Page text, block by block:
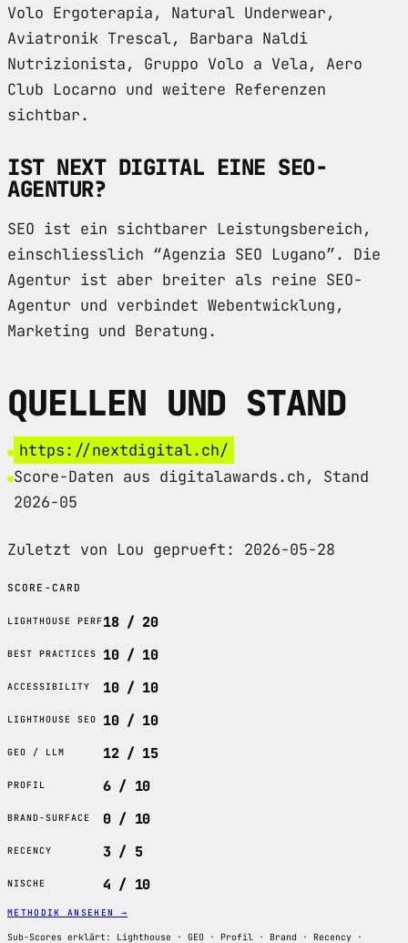
Volo Ergoterapia, Natural Underwear,
Aviatronik Trescal, Barbara Naldi
Nutrizionista, Gruppo Volo a Vela, Aero
Club Locarno und weitere Referenzen
sichtbar.
IST NEXT DIGITAL EINE SEO-
AGENTUR?
SEO ist ein sichtbarer Leistungsbereich,
einschliesslich “Agenzia SEO Lugano”. Die
Agentur ist aber breiter als reine SEO-
Agentur und verbindet Webentwicklung,
Marketing und Beratung.
QUELLEN UND STAND
https://nextdigital.ch/
Score-Daten aus digitalawards.ch, Stand
2026-05
Zuletzt von Lou geprueft: 2026-05-28
SCORE-CARD
LIGHTHOUSE PERF18 / 20
BEST PRACTICES 10 / 10
ACCESSIBILITY 10 / 10
LIGHTHOUSE SEO 10 / 10
GEO / LLM 12 / 15
PROFIL 6 / 10
BRAND-SURFACE 0 / 10
RECENCY 3 / 5
NISCHE 4 / 10
METHODIK ANSEHEN →
Sub-Scores erklärt: Lighthouse · GEO · Profil · Brand · Recency ·